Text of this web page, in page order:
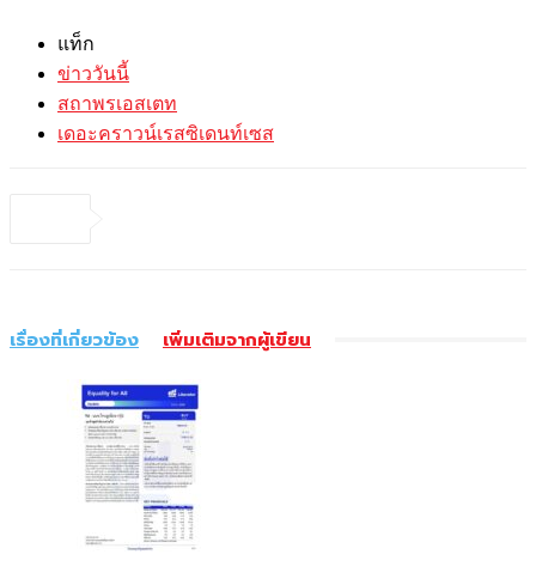
แท็ก
ข่าววันนี้
สถาพรเอสเตท
เดอะคราวน์เรสซิเดนท์เซส
เรื่องที่เกี่ยวข้อง เพิ่มเติมจากผู้เขียน